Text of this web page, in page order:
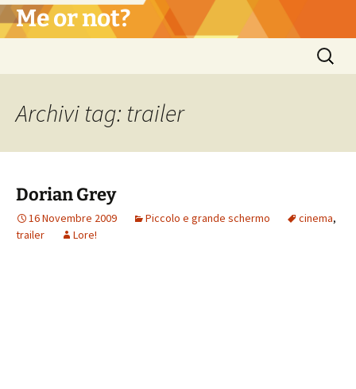
Vai
al Me or not?
Ricerca
per:
Archivi tag: trailer
Dorian Grey
16 Novembre 2009 Piccolo e grande schermo cinema,
trailer
Lore!